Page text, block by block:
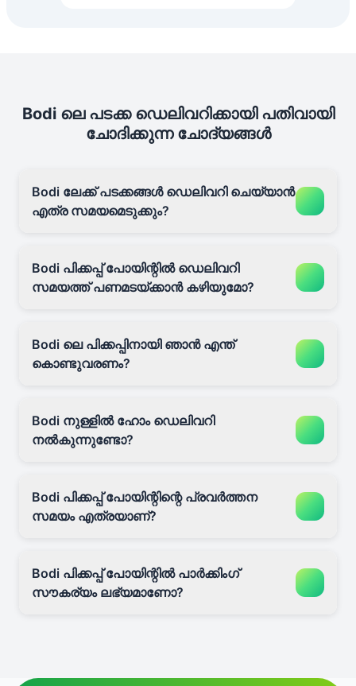
Bodi ലെ പടക്ക ഡെലിവറിക്കായി പതിവായി
ചോദിക്കുന്ന ചോദ്യങ്ങൾ
Bodi ലേക്ക് പടക്കങ്ങൾ ഡെലിവറി ചെയ്യാൻ
എത്ര സമയമെടുക്കും?
Bodi പിക്കപ്പ് പോയിന്റിൽ ഡെലിവറി
സമയത്ത് പണമടയ്ക്കാൻ കഴിയുമോ?
Bodi ലെ പിക്കപ്പിനായി ഞാൻ എന്ത്
കൊണ്ടുവരണം?
Bodi നുള്ളിൽ ഹോം ഡെലിവറി
നൽകുന്നുണ്ടോ?
Bodi പിക്കപ്പ് പോയിന്റിന്റെ പ്രവർത്തന
സമയം എത്രയാണ്?
Bodi പിക്കപ്പ് പോയിന്റിൽ പാർക്കിംഗ്
സൗകര്യം ലഭ്യമാണോ?